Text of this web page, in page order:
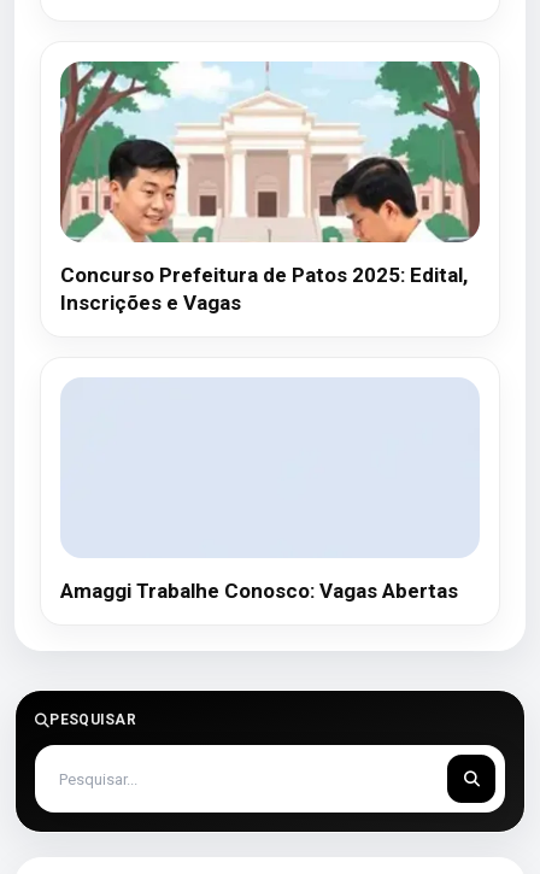
Concurso Prefeitura de Patos 2025: Edital,
Inscrições e Vagas
Amaggi Trabalhe Conosco: Vagas Abertas
PESQUISAR